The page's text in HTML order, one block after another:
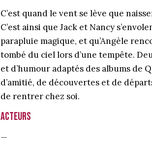
C’est quand le vent se lève que
C’est ainsi que Jack et Nancy
parapluie magique, et qu’Angèle
tombé du ciel lors d’une tempête.
et d’humour adaptés des albums de
d’amitié, de découvertes et de
de rentrer chez soi.
Acteurs
—